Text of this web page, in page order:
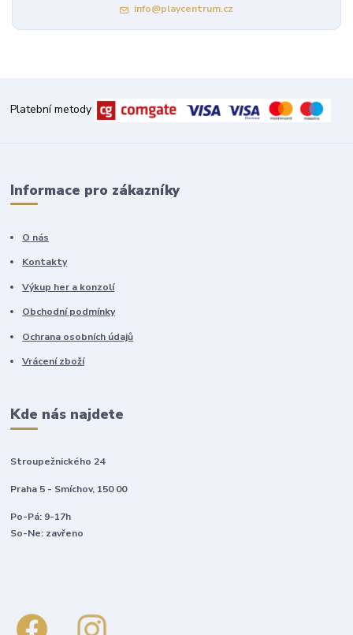
info@playcentrum.cz
Platební metody
Informace pro zákazníky
O nás
Kontakty
Výkup her a konzolí
Obchodní podmínky
Ochrana osobních údajů
Vrácení zboží
Kde nás najdete
Stroupežnického 24
Praha 5 - Smíchov, 150 00
Po-Pá: 9-17h
So-Ne: zavřeno